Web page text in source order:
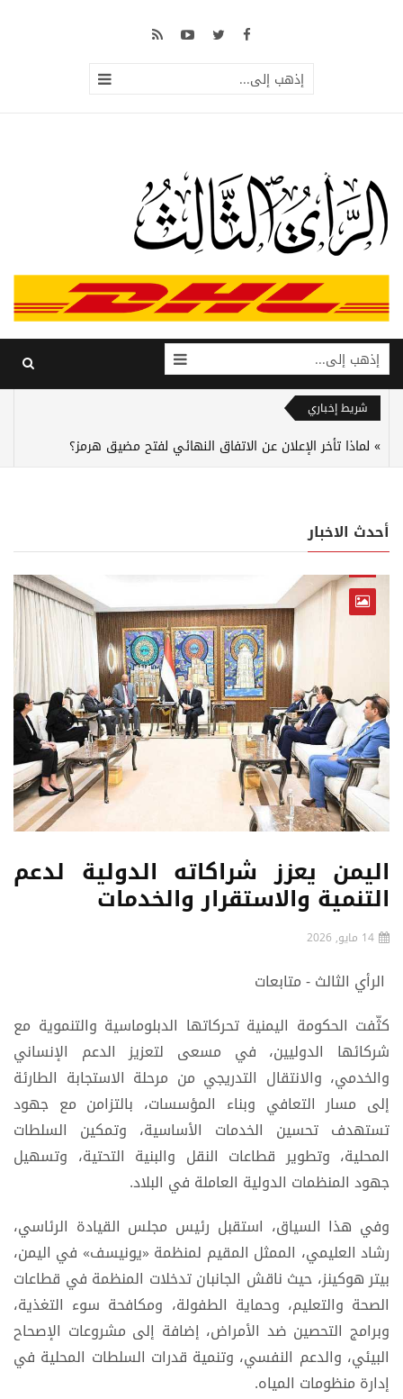
إذهب إلى...
إذهب إلى...
شريط إخباري
لماذا تأخر الإعلان عن الاتفاق النهائي لفتح مضيق هرمز؟
أحدث الاخبار
اليمن يعزز شراكاته الدولية لدعم
التنمية والاستقرار والخدمات
14 مايو, 2026
الرأي الثالث - متابعات
كثّفت الحكومة اليمنية تحركاتها الدبلوماسية والتنموية مع
شركائها الدوليين، في مسعى لتعزيز الدعم الإنساني
والخدمي، والانتقال التدريجي من مرحلة الاستجابة الطارئة
إلى مسار التعافي وبناء المؤسسات، بالتزامن مع جهود
تستهدف تحسين الخدمات الأساسية، وتمكين السلطات
المحلية، وتطوير قطاعات النقل والبنية التحتية، وتسهيل
جهود المنظمات الدولية العاملة في البلاد.
وفي هذا السياق، استقبل رئيس مجلس القيادة الرئاسي،
رشاد العليمي، الممثل المقيم لمنظمة «يونيسف» في اليمن،
بيتر هوكينز، حيث ناقش الجانبان تدخلات المنظمة في قطاعات
الصحة والتعليم، وحماية الطفولة، ومكافحة سوء التغذية،
وبرامج التحصين ضد الأمراض، إضافة إلى مشروعات الإصحاح
البيئي، والدعم النفسي، وتنمية قدرات السلطات المحلية في
إدارة منظومات المياه.